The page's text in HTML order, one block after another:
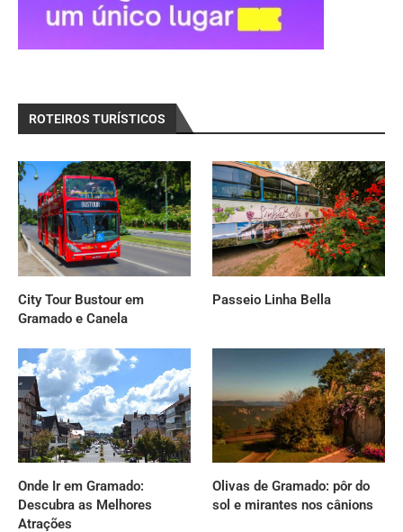
ROTEIROS TURÍSTICOS
City Tour Bustour em
Gramado e Canela
Passeio Linha Bella
Onde Ir em Gramado:
Descubra as Melhores
Atrações
Olivas de Gramado: pôr do
sol e mirantes nos cânions